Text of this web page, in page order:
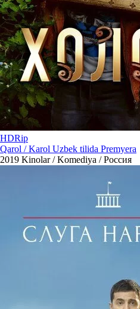
HDRip
Qarol / Karol Uzbek tilida Premyera
2019 Kinolar / Komediya / Россия